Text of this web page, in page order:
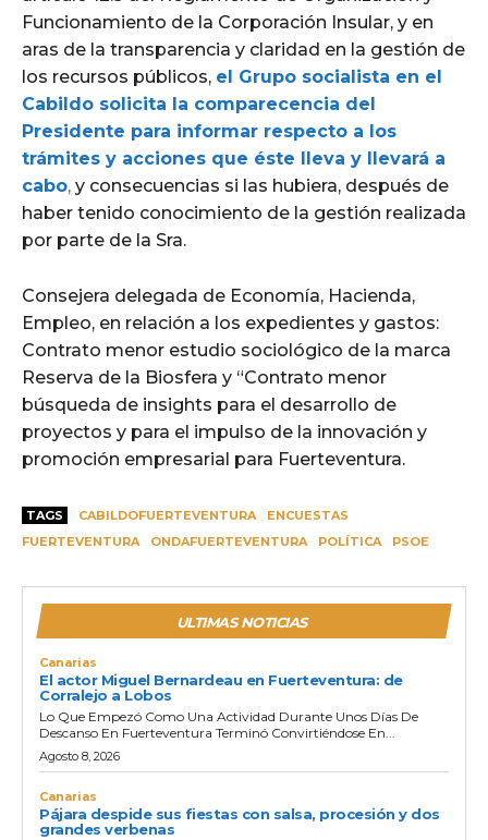
Funcionamiento de la Corporación Insular, y en
aras de la transparencia y claridad en la gestión de
los recursos públicos, el Grupo socialista en el
Cabildo solicita la comparecencia del
Presidente para informar respecto a los
trámites y acciones que éste lleva y llevará a
cabo, y consecuencias si las hubiera, después de
haber tenido conocimiento de la gestión realizada
por parte de la Sra.
Consejera delegada de Economía, Hacienda,
Empleo, en relación a los expedientes y gastos:
Contrato menor estudio sociológico de la marca
Reserva de la Biosfera y “Contrato menor
búsqueda de insights para el desarrollo de
proyectos y para el impulso de la innovación y
promoción empresarial para Fuerteventura.
TAGS CABILDOFUERTEVENTURA
ENCUESTAS
FUERTEVENTURA
ONDAFUERTEVENTURA POLÍTICA PSOE
ULTIMAS NOTICIAS
Canarias
El actor Miguel Bernardeau en Fuerteventura: de
Corralejo a Lobos
Lo Que Empezó Como Una Actividad Durante Unos Días De
Descanso En Fuerteventura Terminó Convirtiéndose En...
Agosto 8, 2026
Canarias
Pájara despide sus fiestas con salsa, procesión y dos
grandes verbenas